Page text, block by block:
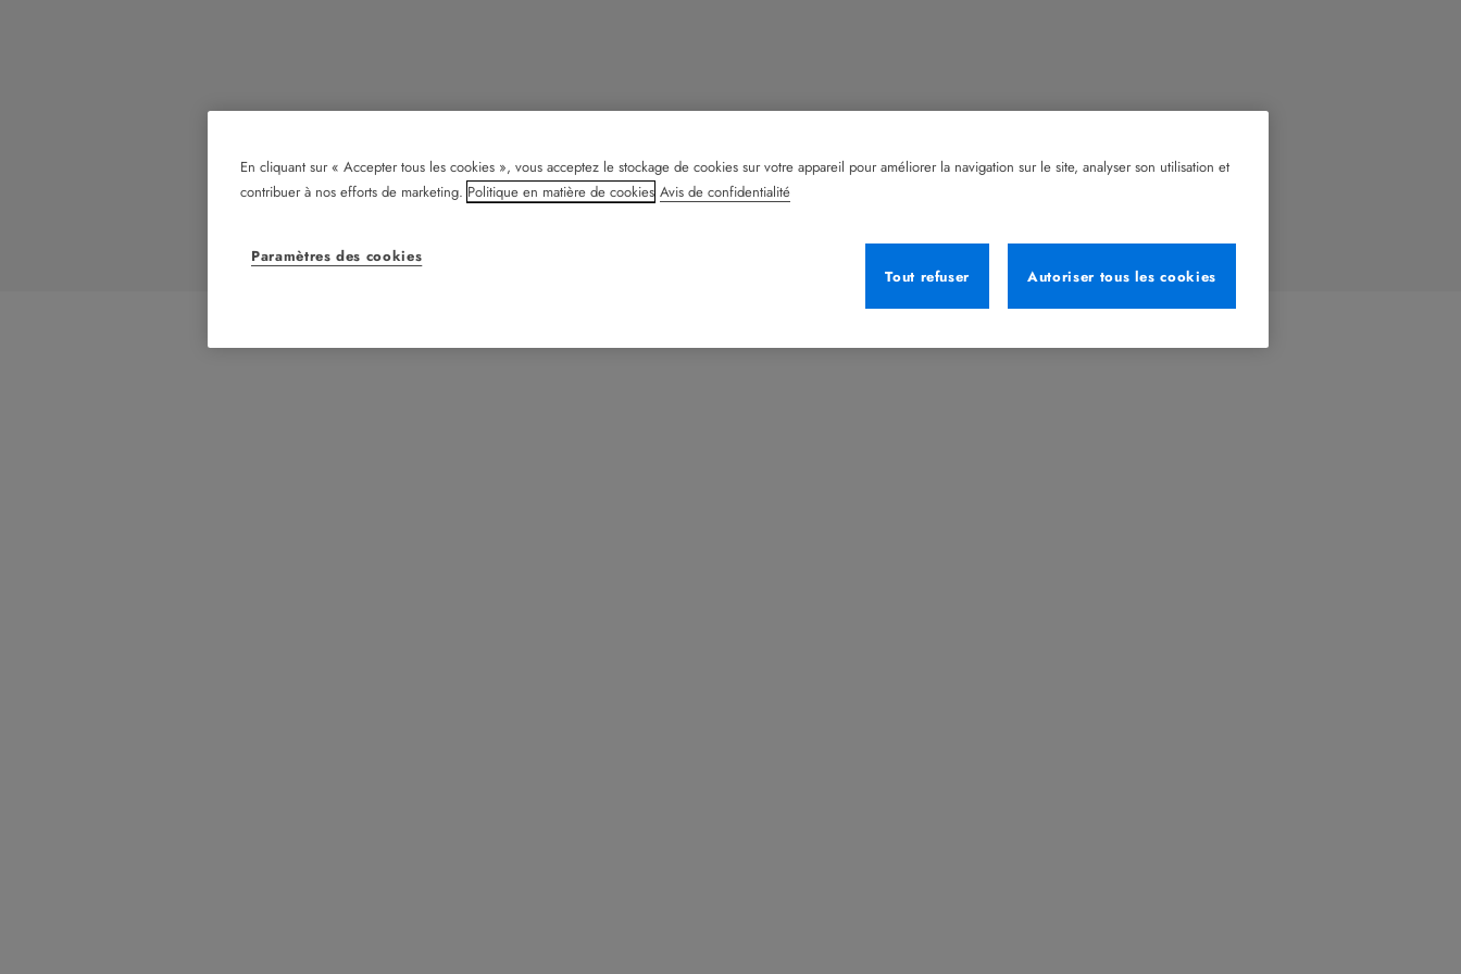
En cliquant sur « Accepter tous les cookies », vous acceptez le stockage de cookies sur votre appareil pour améliorer la navigation sur le site, analyser son utilisation et
contribuer à nos efforts de marketing. Politique en matière de cookies Avis de confidentialité
Paramètres des cookies
Tout refuser
Autoriser tous les cookies